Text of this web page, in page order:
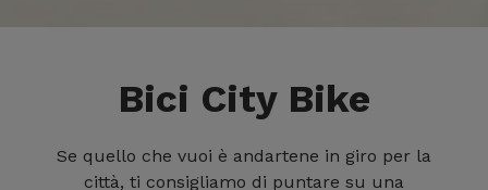
Bici City Bike
Se quello che vuoi è andartene in giro per la
città, ti consigliamo di puntare su una